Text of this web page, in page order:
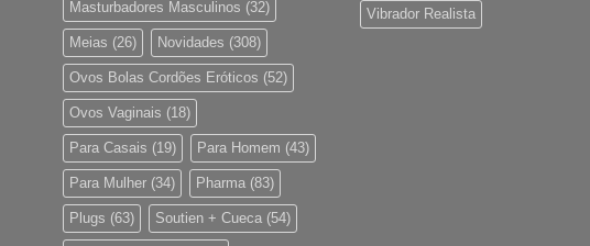
Masturbadores Masculinos (32)
Meias (26) Novidades (308)
Ovos Bolas Cordões Eróticos (52)
Ovos Vaginais (18)
Para Casais (19) Para Homem (43)
Para Mulher (34) Pharma (83)
Plugs (63) Soutien + Cueca (54)
Vibrador Realista